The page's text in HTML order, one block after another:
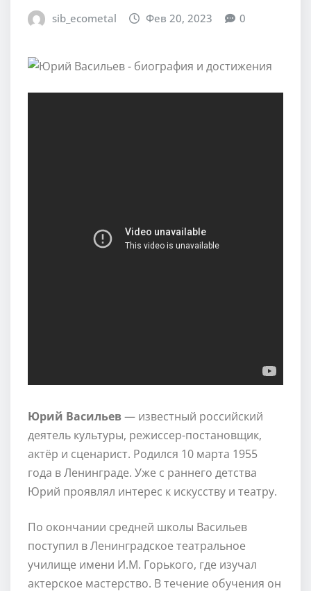
sib_ecometal Фев 20, 2023 0
Юрий Васильев— известный российский
деятель культуры, режиссер-постановщик,
актёр и сценарист. Родился 10 марта 1955
года в Ленинграде. Уже с раннего детства
Юрий проявлял интерес к искусству и театру.
По окончании средней школы Васильев
поступил в Ленинградское театральное
училище имени И.М. Горького, где изучал
актерское мастерство. В течение обучения он